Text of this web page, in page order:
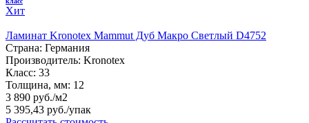
Хит
Ламинат Kronotex Mammut Дуб Макро Светлый D4752
Страна: Германия
Производитель: Kronotex
Класс: 33
Толщина, мм: 12
3 890 руб./м2
5 395,43 руб./упак